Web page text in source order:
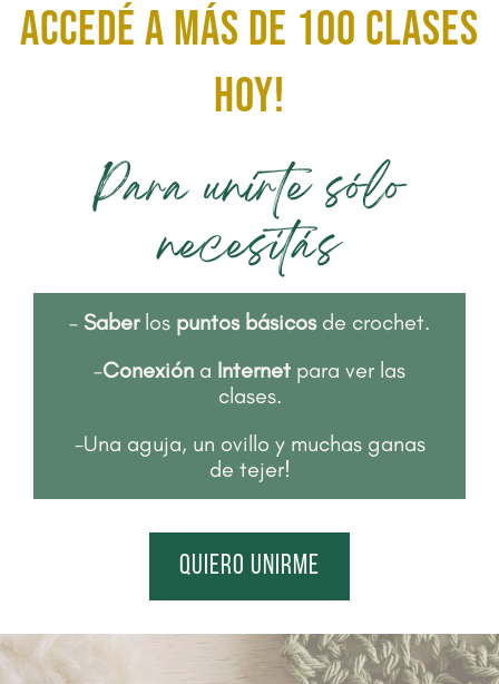
ACCEDÉ A MÁS DE 100 CLASES
HOY!
Para unirte sólo
necesitás
– Saberlos puntos básicosde crochet.
–Conexión a Internet para ver las
clases.
-Una aguja, un ovillo y muchas ganas
de tejer!
quiero unirme